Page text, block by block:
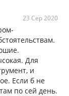
23 Сер 2020
Для
и
Если б не
по сей день.